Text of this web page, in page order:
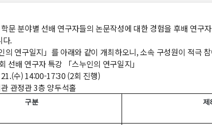
장학
행사
기타
문 분야별 선배 연구자들의 논문작성에 대한 경험을 후배 연구
다.
의 연구일지」를 아래와 같이 개최하오니, 소속 구성원이 적극
선배 연구자 특강 「스누인의 연구일지」
수) 14:00-17:30 (2회 진행)
관정관 3층 양두석홀
구분 제